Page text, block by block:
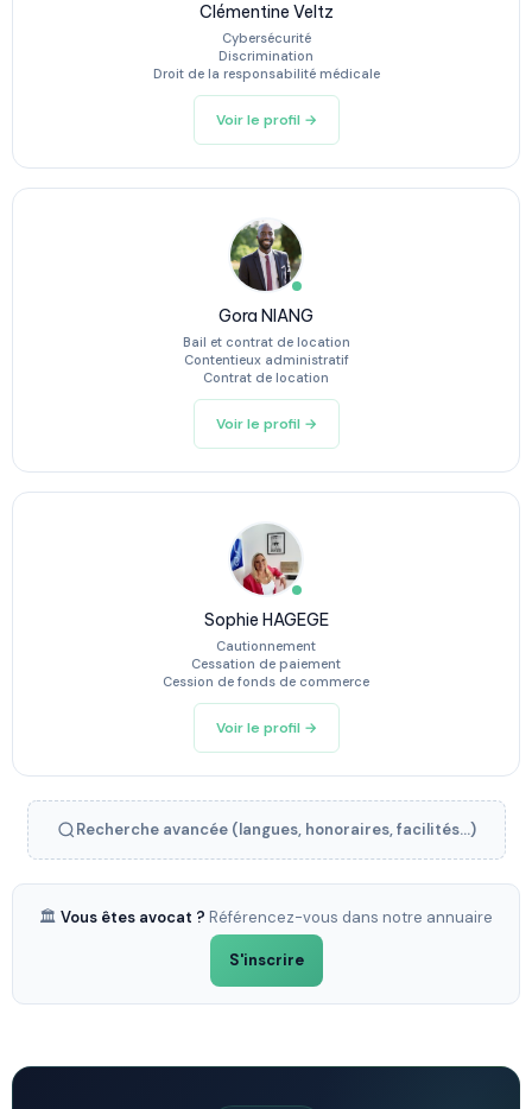
Clémentine Veltz
Cybersécurité
Discrimination
Droit de la responsabilité médicale
Voir le profil →
Gora NIANG
Bail et contrat de location
Contentieux administratif
Contrat de location
Voir le profil →
Sophie HAGEGE
Cautionnement
Cessation de paiement
Cession de fonds de commerce
Voir le profil →
Recherche avancée (langues, honoraires, facilités...)
🏛️ Vous êtes avocat ? Référencez-vous dans notre annuaire
S'inscrire